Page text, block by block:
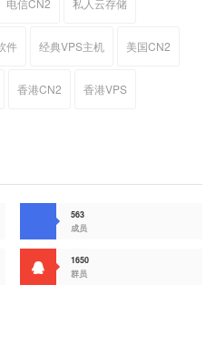
电信CN2 私人云存储
件 经典VPS主机 美国CN2
香港CN2 香港VPS
563
成员
1650
群员